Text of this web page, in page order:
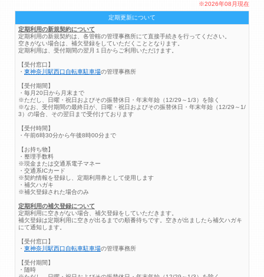
※2026年08月現在
定期更新について
定期利用の新規契約について
定期利用の新規契約は、各管轄の管理事務所にて直接手続きを行ってください。
空きがない場合は、補欠登録をしていただくこととなります。
定期利用は、受付期間の翌月１日からご利用いただけます。
【受付窓口】
・ 東神奈川駅西口自転車駐車場の管理事務所
【受付期間】
・毎月20日から月末まで
※ただし、日曜・祝日およびその振替休日・年末年始（12/29～1/3）を除く
※なお、受付期間の最終日が、日曜・祝日およびその振替休日・年末年始（12/29～1/
3）の場合、その翌日まで受付けております
【受付時間】
・午前6時30分から午後8時00分まで
【お持ち物】
・整理手数料
※現金または交通系電子マネー
・交通系ICカード
※契約情報を登録し、定期利用券として使用します
・補欠ハガキ
※補欠登録された場合のみ
定期利用の補欠登録について
定期利用に空きがない場合、補欠登録をしていただきます。
補欠登録は定期利用に空きが出るまでの順番待ちです。空きが出ましたら補欠ハガキ
にて通知します。
【受付窓口】
・ 東神奈川駅西口自転車駐車場の管理事務所
【受付期間】
・随時